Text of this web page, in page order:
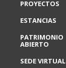
PROYECTOS
ESTANCIAS
PATRIMONIO
ABIERTO
SEDE VIRTUAL